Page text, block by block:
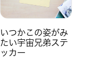
いつかこの姿がみ
たい宇宙兄弟ステ
ッカー